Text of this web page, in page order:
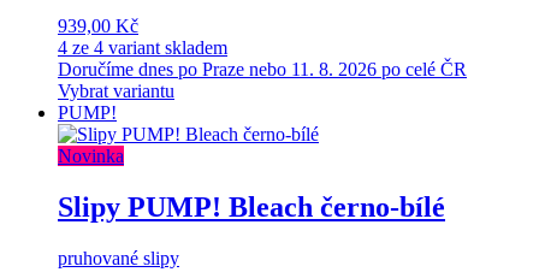
939,00 Kč
4 ze 4 variant skladem
Doručíme dnes po Praze nebo 11. 8. 2026 po celé ČR
Vybrat variantu
PUMP!
Novinka
Slipy PUMP! Bleach černo-bílé
pruhované slipy